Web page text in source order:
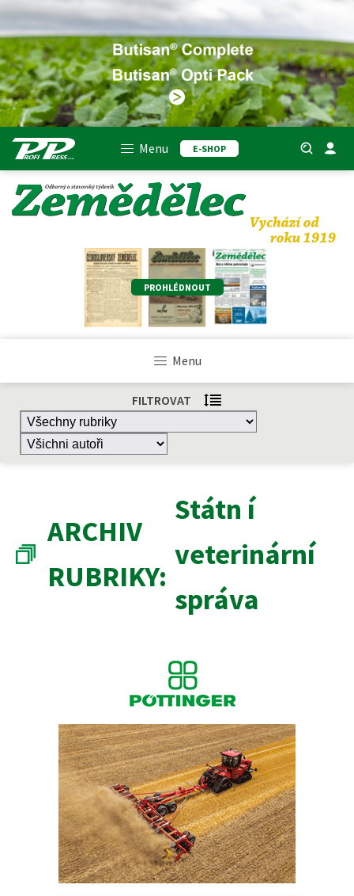
Menu E-SHOP
PROHLÉDNOUT
Menu
FILTROVAT
ARCHIV
RUBRIKY:
Státn í
veterinární
správa